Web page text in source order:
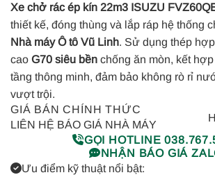
Xe chở rác ép kín 22m3 ISUZU
thiết kế, đóng thùng và lắp ráp hệ thống
Nhà máy Ô tô Vũ Linh. Sử dụng thép
cao G70 siêu bền chống ăn mòn, kết
tầng thông minh, đảm bảo không rò rỉ
vượt trội.
GIÁ BÁN CHÍNH THỨC
LIÊN HỆ BÁO GIÁ NHÀ MÁY
GỌI HOTLINE
NHẬN BÁO GIÁ
Ưu điểm kỹ thuật nổi bật: